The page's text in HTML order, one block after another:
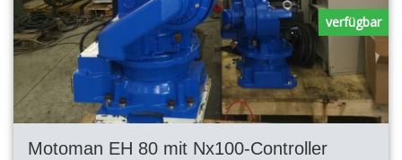
Motoman EH 80 mit Nx100-Controller
verfügbar